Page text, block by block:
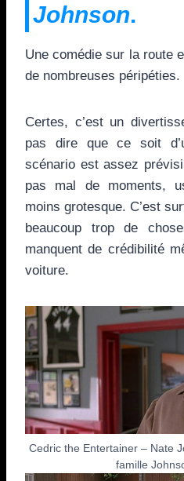
Johnson.
Une comédie sur la route
de nombreuses péripéties.
Certes, c’est un
pas dire que ce soit
scénario est assez
pas mal de moments,
moins grotesque. C’est
beaucoup trop de
manquent de crédibilité
voiture.
Cedric the Entertainer – Nate
famille